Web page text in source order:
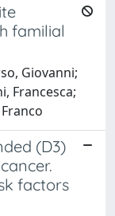
familial
Giovanni;
Francesca;
(D3)
factors